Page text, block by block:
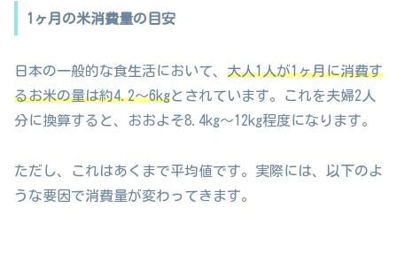
1ヶ月の米消費量の目安
日本の一般的な食生活において、 大人1人が1ヶ月に消費す
るお米の量は約4.2～6kgとされています。これを夫婦2人
分に換算すると、おおよそ8.4kg～12kg程度になります。
ただし、これはあくまで平均値です。実際には、以下のよ
うな要因で消費量が変わってきます。